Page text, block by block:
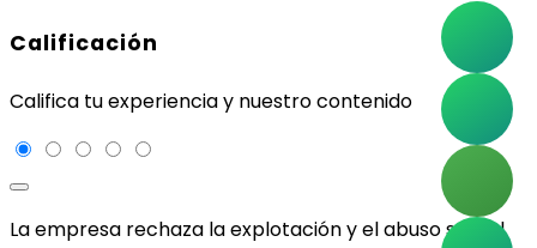
Calificación
Califica tu experiencia y nuestro contenido
La empresa rechaza la explotación y el abuso sexual